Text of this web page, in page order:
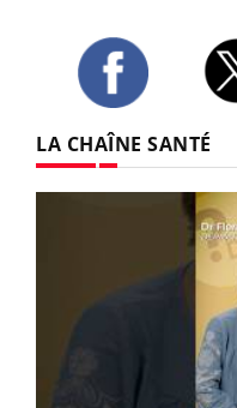
LA CHAÎNE SANTÉ